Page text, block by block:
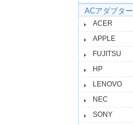
ACアダプター
ACER
APPLE
FUJITSU
HP
LENOVO
NEC
SONY